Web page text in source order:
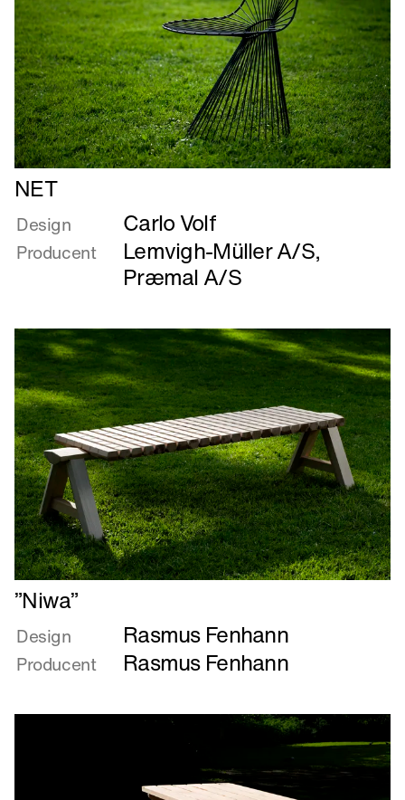
Læs
mere
om
NET
NET
Design Carlo Volf
Producent Lemvigh-Müller A/S,
Præmal A/S
Læs
mere
om
”Niwa”
”Niwa”
Design Rasmus Fenhann
Producent Rasmus Fenhann